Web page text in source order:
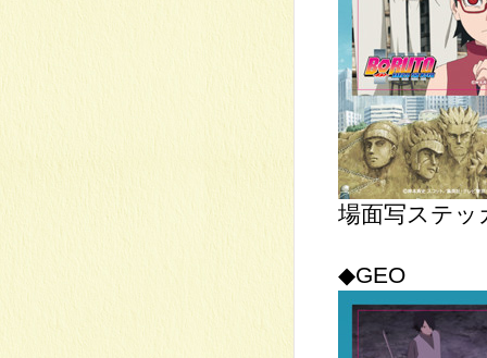
場面写ステッ
◆GEO